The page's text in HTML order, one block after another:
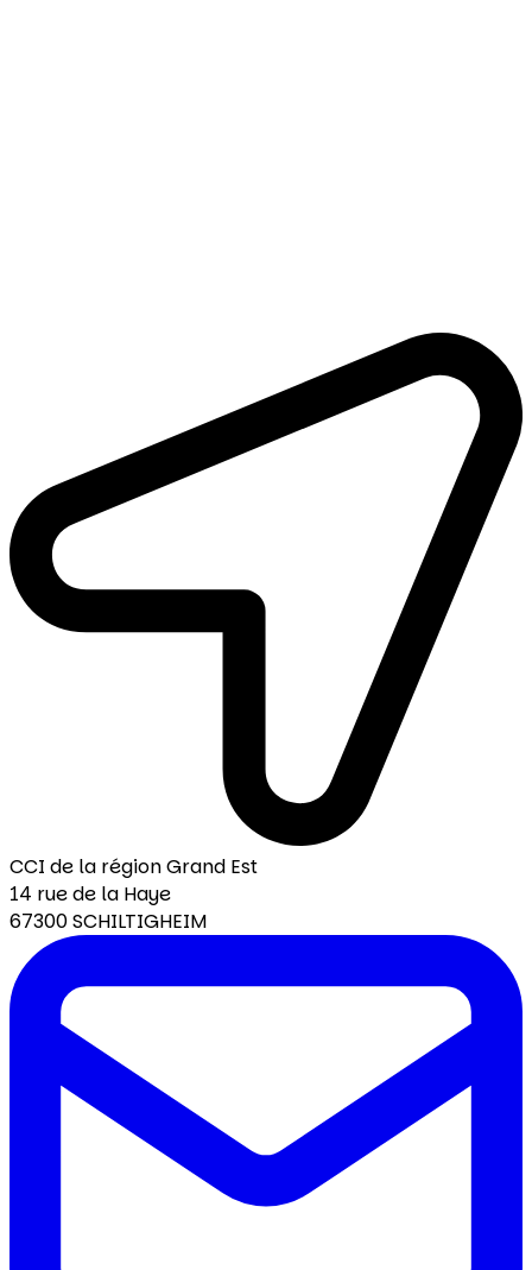
CCI de la région Grand Est
14 rue de la Haye
67300 SCHILTIGHEIM